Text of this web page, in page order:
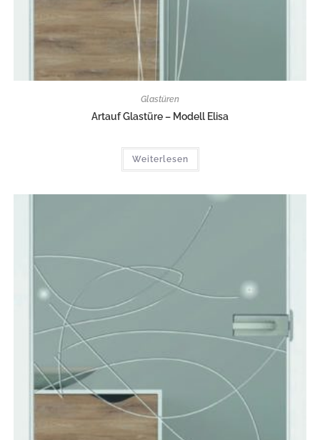
Glastüren
Artauf Glastüre – Modell Elisa
Weiterlesen